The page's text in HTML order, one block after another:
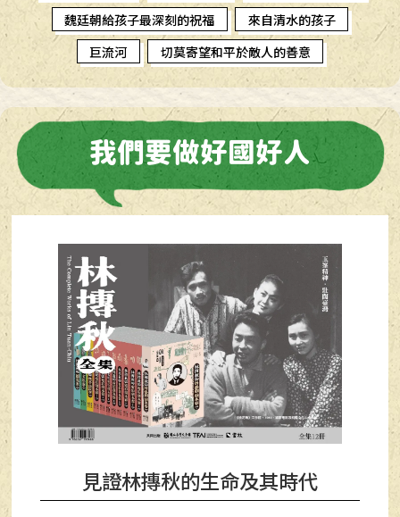
魏廷朝給孩子最深刻的祝福
來自清水的孩子
巨流河
切莫寄望和平於敵人的善意
我們要做好國好人
見證林摶秋的生命及其時代